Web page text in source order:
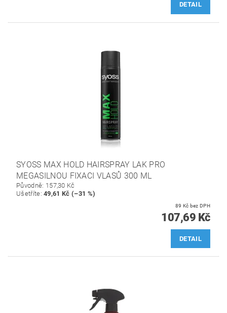
DETAIL
SYOSS MAX HOLD HAIRSPRAY LAK PRO
MEGASILNOU FIXACI VLASŮ 300 ML
Původně: 157,30 Kč
Ušetříte:49,61 Kč (–31 %)
89 Kč bez DPH
107,69 Kč
DETAIL